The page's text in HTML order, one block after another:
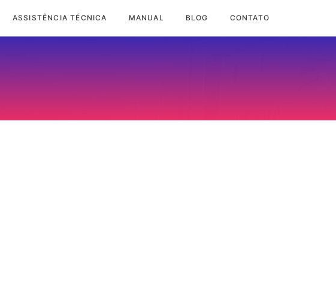
ASSISTÊNCIA TÉCNICA MANUAL BLOG CONTATO